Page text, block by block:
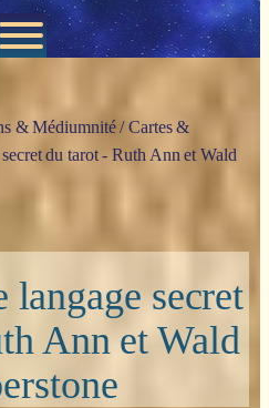
& Médiumnité/Cartes &
du tarot - Ruth Ann et Wald
langage secret
Ann et Wald